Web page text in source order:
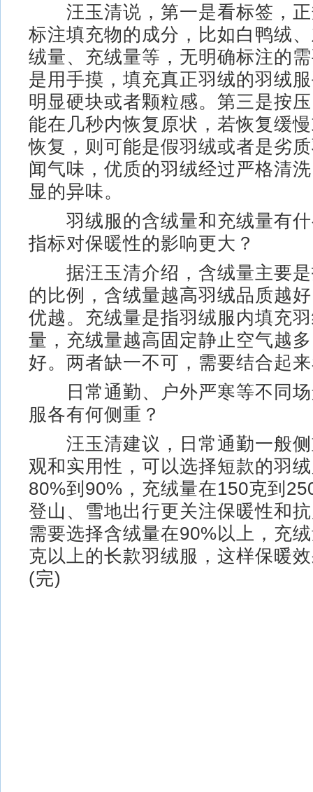
汪玉清说，第一是看标签，正
标注填充物的成分，比如白鸭绒
绒量、充绒量等，无明确标注的
是用手摸，填充真正羽绒的羽绒
明显硬块或者颗粒感。第三是按
能在几秒内恢复原状，若恢复缓
恢复，则可能是假羽绒或者是劣
闻气味，优质的羽绒经过严格清
显的异味。
羽绒服的含绒量和充绒量有什
指标对保暖性的影响更大？
据汪玉清介绍，含绒量主要是
的比例，含绒量越高羽绒品质越
优越。充绒量是指羽绒服内填充
量，充绒量越高固定静止空气越
好。两者缺一不可，需要结合起
日常通勤、户外严寒等不同场
服各有何侧重？
汪玉清建议，日常通勤一般侧
观和实用性，可以选择短款的羽
80%到90%，充绒量在150克到
登山、雪地出行更关注保暖性和
需要选择含绒量在90%以上，充
克以上的长款羽绒服，这样保暖
(完)